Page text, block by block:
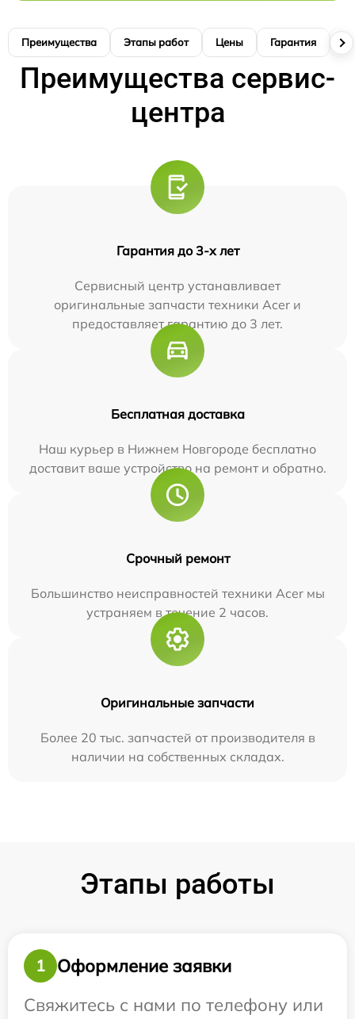
Преимущества Этапы работ Цены Гарантия
Преимущества сервис-
центра
Гарантия до 3-х лет
Сервисный центр устанавливает
оригинальные запчасти техники Acer и
предоставляет гарантию до 3 лет.
Бесплатная доставка
Наш курьер в Нижнем Новгороде бесплатно
доставит ваше устройство на ремонт и обратно.
Срочный ремонт
Большинство неисправностей техники Acer мы
устраняем в течение 2 часов.
Оригинальные запчасти
Более 20 тыс. запчастей от производителя в
наличии на собственных складах.
Этапы работы
1
Оформление заявки
Свяжитесь с нами по телефону или